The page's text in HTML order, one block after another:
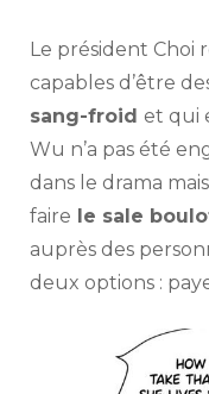
Le président Choi
capables d’être
sang-froid et qui
Wu n’a pas été
dans le drama
faire le sale
auprès des
deux options :